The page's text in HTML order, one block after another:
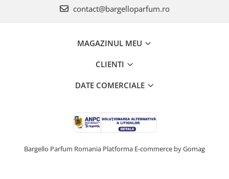
contact@bargelloparfum.ro
MAGAZINUL MEU
CLIENTI
DATE COMERCIALE
Bargello Parfum Romania Platforma E-commerce by Gomag